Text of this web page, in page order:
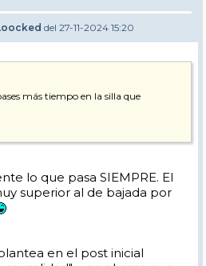
del 27-11-2024 15:20
más tiempo en la silla que
lo que pasa SIEMPRE. El
superior al de bajada por
en el post inicial